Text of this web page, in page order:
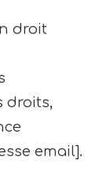
droit
droits,
email].